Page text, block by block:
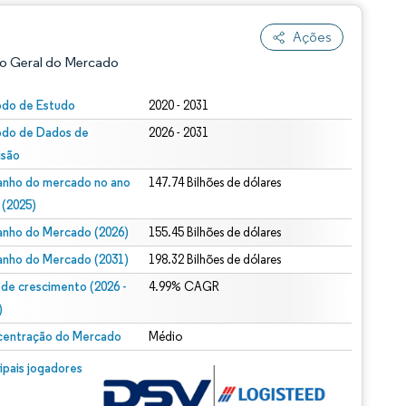
Ações
Geral do Mercado
de Estudo 2020 - 2031
de Dados de
2026 - 2031
do mercado no ano
147.74 Bilhões de dólares
do Mercado (2026) 155.45 Bilhões de dólares
do Mercado (2031) 198.32 Bilhões de dólares
de crescimento (2026 -
4.99% CAGR
do Mercado Médio
jogadores
© Mordor Intelligence. O reuso requer atribuição conforme CC BY 4.0.
conforme CC BY 4.0.